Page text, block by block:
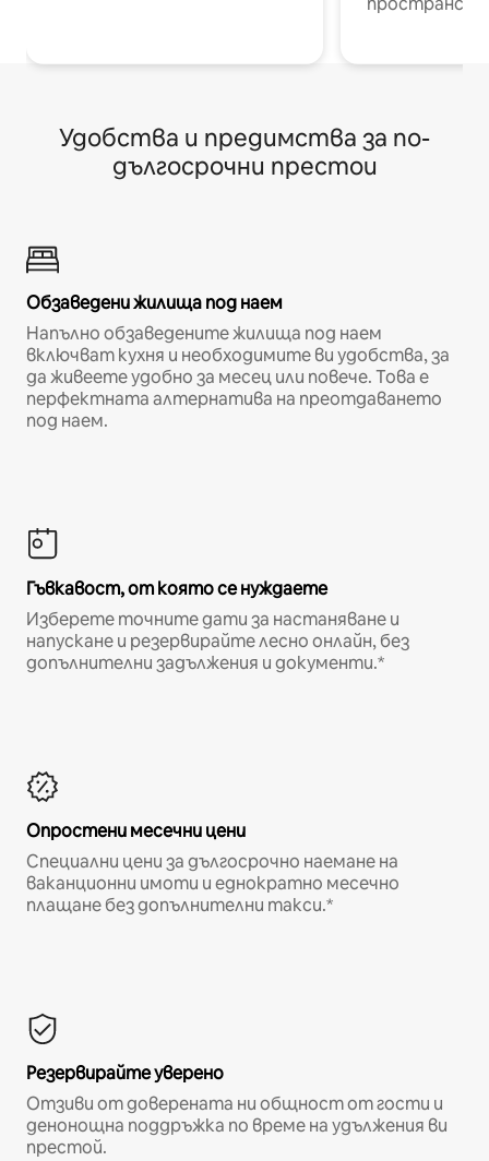
Удобства и предимства за по-
дългосрочни престои
Обзаведени жилища под наем
Напълно обзаведените жилища под наем
включват кухня и необходимите ви удобства, за
да живеете удобно за месец или повече. Това е
перфектната алтернатива на преотдаването
под наем.
Гъвкавост, от която се нуждаете
Изберете точните дати за настаняване и
напускане и резервирайте лесно онлайн, без
допълнителни задължения и документи.*
Опростени месечни цени
Специални цени за дългосрочно наемане на
ваканционни имоти и еднократно месечно
плащане без допълнителни такси.*
Резервирайте уверено
Отзиви от доверената ни общност от гости и
денонощна поддръжка по време на удължения ви
престой.